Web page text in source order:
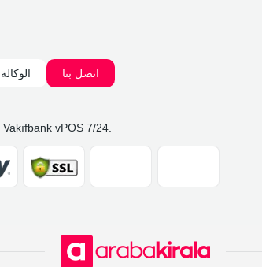
الوكالة اتصل بنا
آمنة 100% مع Vakıfbank vPOS 7/24.